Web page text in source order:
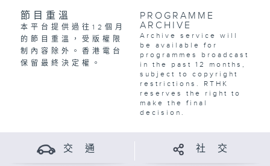
節目重溫
本平台提供過往12個月
的節目重溫，受版權限
制內容除外。香港電台
保留最終決定權。
PROGRAMME
ARCHIVE
Archive service will
be available for
programmes broadcast
in the past 12 months,
subject to copyright
restrictions. RTHK
reserves the right to
make the final
decision.
交 通 社 交